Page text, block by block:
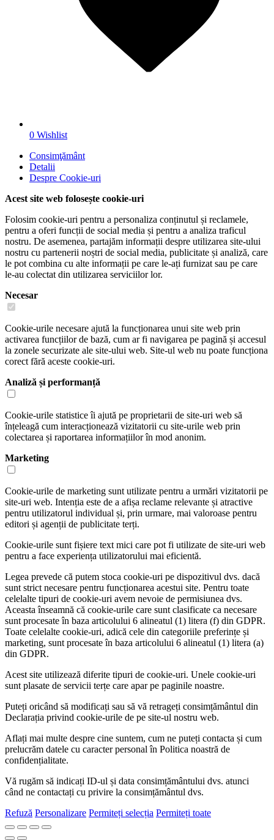
0 Wishlist
Consimţământ
Detalii
Despre Cookie-uri
Acest site web folosește cookie-uri
Folosim cookie-uri pentru a personaliza conținutul și reclamele,
pentru a oferi funcții de social media și pentru a analiza traficul
nostru. De asemenea, partajăm informații despre utilizarea site-ului
nostru cu partenerii noștri de social media, publicitate și analiză, care
le pot combina cu alte informații pe care le-ați furnizat sau pe care
le-au colectat din utilizarea serviciilor lor.
Necesar
Cookie-urile necesare ajută la funcționarea unui site web prin
activarea funcțiilor de bază, cum ar fi navigarea pe pagină și accesul
la zonele securizate ale site-ului web. Site-ul web nu poate funcționa
corect fără aceste cookie-uri.
Analiză și performanță
Cookie-urile statistice îi ajută pe proprietarii de site-uri web să
înțeleagă cum interacționează vizitatorii cu site-urile web prin
colectarea și raportarea informațiilor în mod anonim.
Marketing
Cookie-urile de marketing sunt utilizate pentru a urmări vizitatorii pe
site-uri web. Intenția este de a afișa reclame relevante și atractive
pentru utilizatorul individual și, prin urmare, mai valoroase pentru
editori și agenții de publicitate terți.
Cookie-urile sunt fișiere text mici care pot fi utilizate de site-uri web
pentru a face experiența utilizatorului mai eficientă.
Legea prevede că putem stoca cookie-uri pe dispozitivul dvs. dacă
sunt strict necesare pentru funcționarea acestui site. Pentru toate
celelalte tipuri de cookie-uri avem nevoie de permisiunea dvs.
Aceasta înseamnă că cookie-urile care sunt clasificate ca necesare
sunt procesate în baza articolului 6 alineatul (1) litera (f) din GDPR.
Toate celelalte cookie-uri, adică cele din categoriile preferințe și
marketing, sunt procesate în baza articolului 6 alineatul (1) litera (a)
din GDPR.
Acest site utilizează diferite tipuri de cookie-uri. Unele cookie-uri
sunt plasate de servicii terțe care apar pe paginile noastre.
Puteți oricând să modificați sau să vă retrageți consimțământul din
Declarația privind cookie-urile de pe site-ul nostru web.
Aflați mai multe despre cine suntem, cum ne puteți contacta și cum
prelucrăm datele cu caracter personal în Politica noastră de
confidențialitate.
Vă rugăm să indicați ID-ul și data consimțământului dvs. atunci
când ne contactați cu privire la consimțământul dvs.
Refuză Personalizare Permiteți selecția Permiteți toate